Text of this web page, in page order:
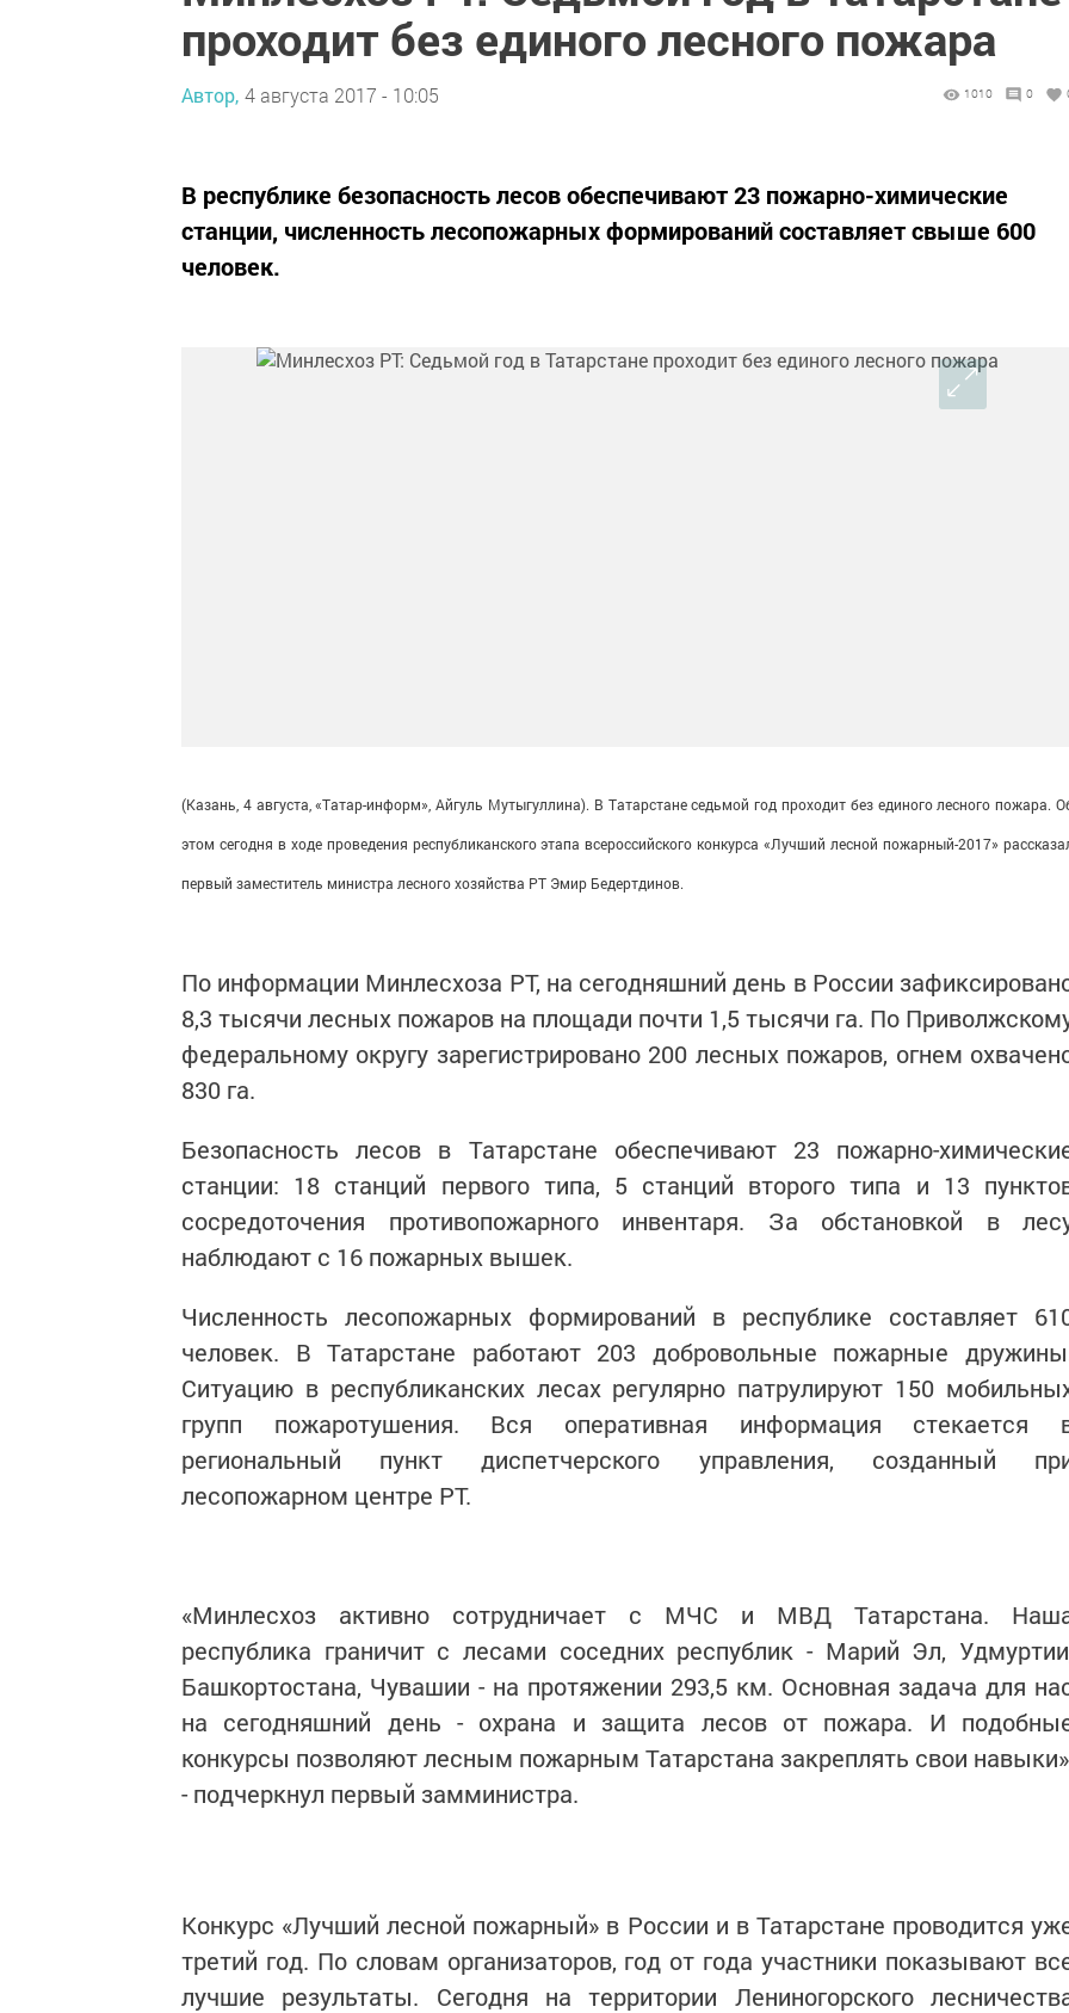
проходит без единого лесного пожара
Автор, 4 августа 2017 - 10:05 1010 0
В республике безопасность лесов обеспечивают 23 пожарно-химические
станции, численность лесопожарных формирований составляет свыше 600
человек.
(Казань, 4 августа, «Татар-информ», Айгуль Мутыгуллина). В Татарстане седьмой год проходит без единого лесного пожара.
этом сегодня в ходе проведения республиканского этапа всероссийского конкурса «Лучший лесной пожарный-2017»
первый заместитель министра лесного хозяйства РТ Эмир Бедертдинов.
По информации Минлесхоза РТ, на сегодняшний день в России
8,3 тысячи лесных пожаров на площади почти 1,5 тысячи га. По
федеральному округу зарегистрировано 200 лесных пожаров, огнем
830 га.
Безопасность лесов в Татарстане обеспечивают 23 пожарно-
станции: 18 станций первого типа, 5 станций второго типа и 13
сосредоточения противопожарного инвентаря. За обстановкой в
наблюдают с 16 пожарных вышек.
Численность лесопожарных формирований в республике составляет
человек. В Татарстане работают 203 добровольные пожарные
Ситуацию в республиканских лесах регулярно патрулируют 150
групп пожаротушения. Вся оперативная информация стекается
региональный пункт диспетчерского управления, созданный
лесопожарном центре РТ.
«Минлесхоз активно сотрудничает с МЧС и МВД Татарстана.
республика граничит с лесами соседних республик - Марий Эл,
Башкортостана, Чувашии - на протяжении 293,5 км. Основная задача для
на сегодняшний день - охрана и защита лесов от пожара. И
конкурсы позволяют лесным пожарным Татарстана закреплять свои
- подчеркнул первый замминистра.
Конкурс «Лучший лесной пожарный» в России и в Татарстане проводится
третий год. По словам организаторов, год от года участники показывают
лучшие результаты. Сегодня на территории Лениногорского